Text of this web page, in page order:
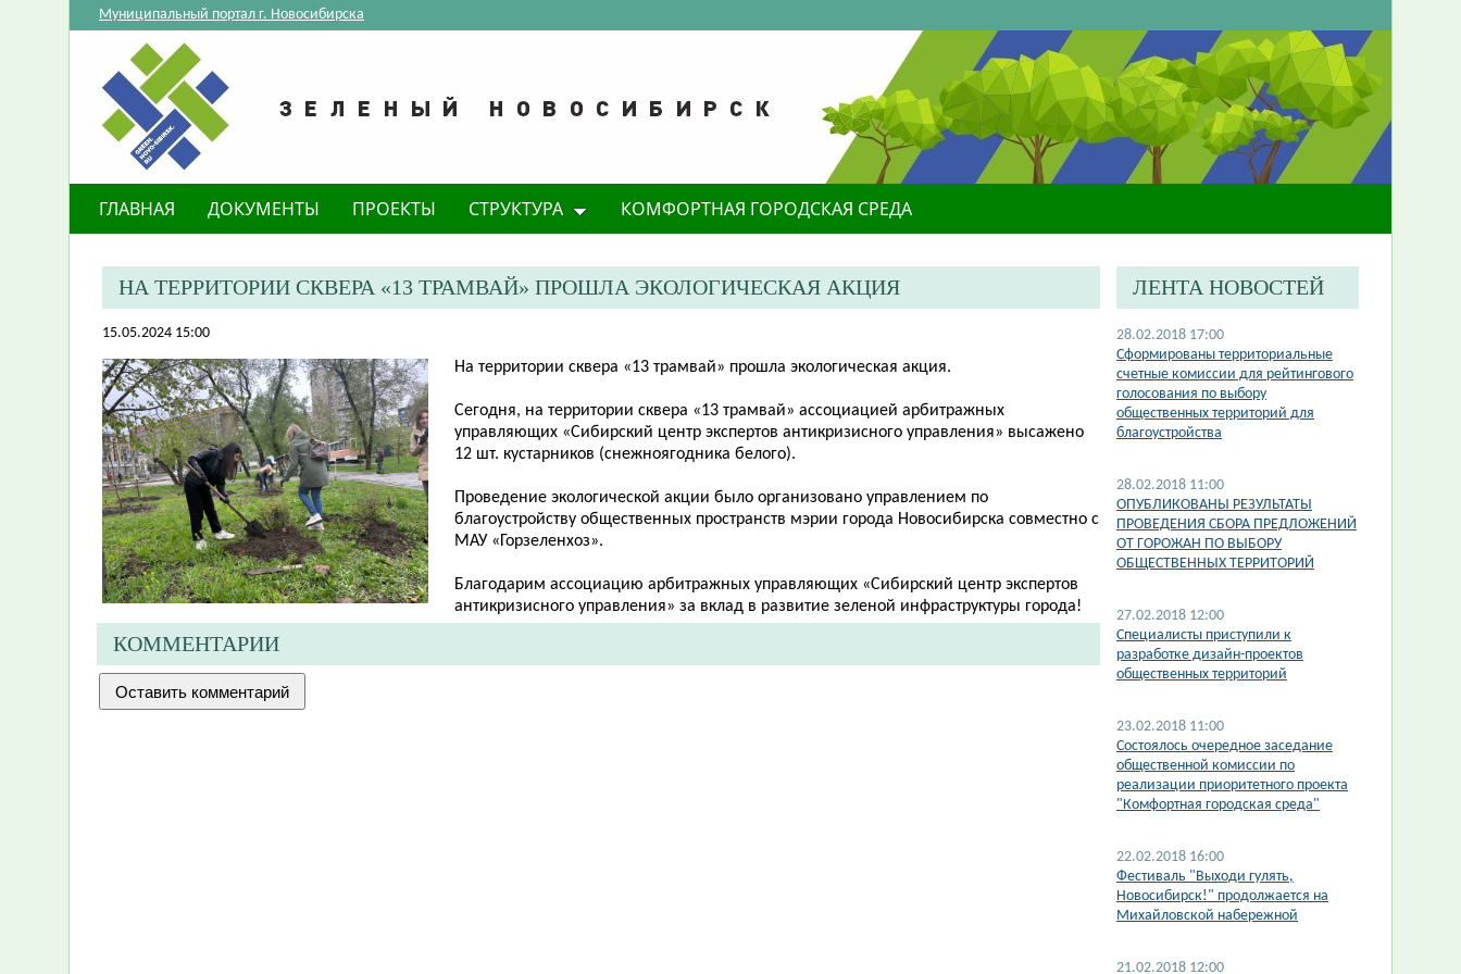
Муниципальный портал г. Новосибирска
ГЛАВНАЯ ДОКУМЕНТЫ ПРОЕКТЫ СТРУКТУРА КОМФОРТНАЯ ГОРОДСКАЯ СРЕДА
​НА ТЕРРИТОРИИ СКВЕРА «13 ТРАМВАЙ» ПРОШЛА ЭКОЛОГИЧЕСКАЯ АКЦИЯ
15.05.2024 15:00
​На территории сквера «13 трамвай» прошла экологическая акция.
Сегодня, на территории сквера «13 трамвай» ассоциацией арбитражных
управляющих «Сибирский центр экспертов антикризисного управления» высажено
12 шт. кустарников (снежноягодника белого).
Проведение экологической акции было организовано управлением по
благоустройству общественных пространств мэрии города Новосибирска совместно с
МАУ «Горзеленхоз».
Благодарим ассоциацию арбитражных управляющих «Сибирский центр экспертов
антикризисного управления» за вклад в развитие зеленой инфраструктуры города!
КОММЕНТАРИИ
ЛЕНТА НОВОСТЕЙ
28.02.2018 17:00
Сформированы территориальные
счетные комиссии для рейтингового
голосования по выбору
общественных территорий для
благоустройства
28.02.2018 11:00
ОПУБЛИКОВАНЫ РЕЗУЛЬТАТЫ
ПРОВЕДЕНИЯ СБОРА ПРЕДЛОЖЕНИЙ
ОТ ГОРОЖАН ПО ВЫБОРУ
ОБЩЕСТВЕННЫХ ТЕРРИТОРИЙ
27.02.2018 12:00
Специалисты приступили к
разработке дизайн-проектов
общественных территорий
23.02.2018 11:00
Состоялось очередное заседание
общественной комиссии по
реализации приоритетного проекта
"Комфортная городская среда"
22.02.2018 16:00
Фестиваль "Выходи гулять,
Новосибирск!" продолжается на
Михайловской набережной
21.02.2018 12:00